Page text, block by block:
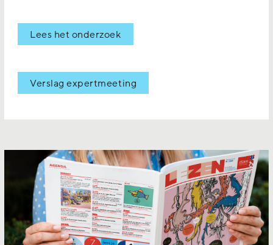
Lees het onderzoek
Verslag expertmeeting